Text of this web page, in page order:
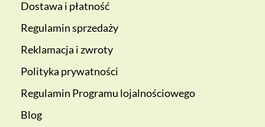
Dostawa i płatność
Regulamin sprzedaży
Reklamacja i zwroty
Polityka prywatności
Regulamin Programu lojalnościowego
Blog